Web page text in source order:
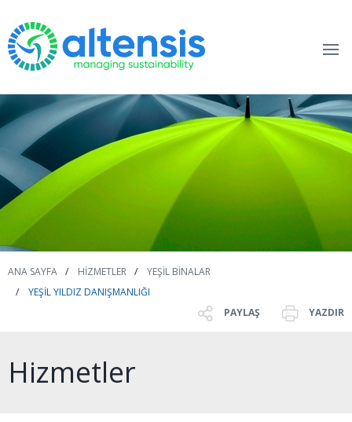
ANA SAYFA HIZMETLER
YEŞIL BINALAR
YEŞIL YILDIZ DANIŞMANLIĞI
PAYLAŞ
YAZDIR
Hizmetler